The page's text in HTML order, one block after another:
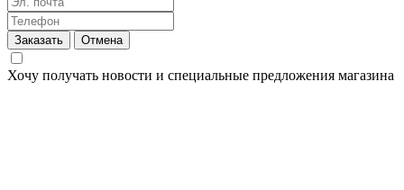
Заказать Отмена
Хочу получать новости и специальные предложения магазина